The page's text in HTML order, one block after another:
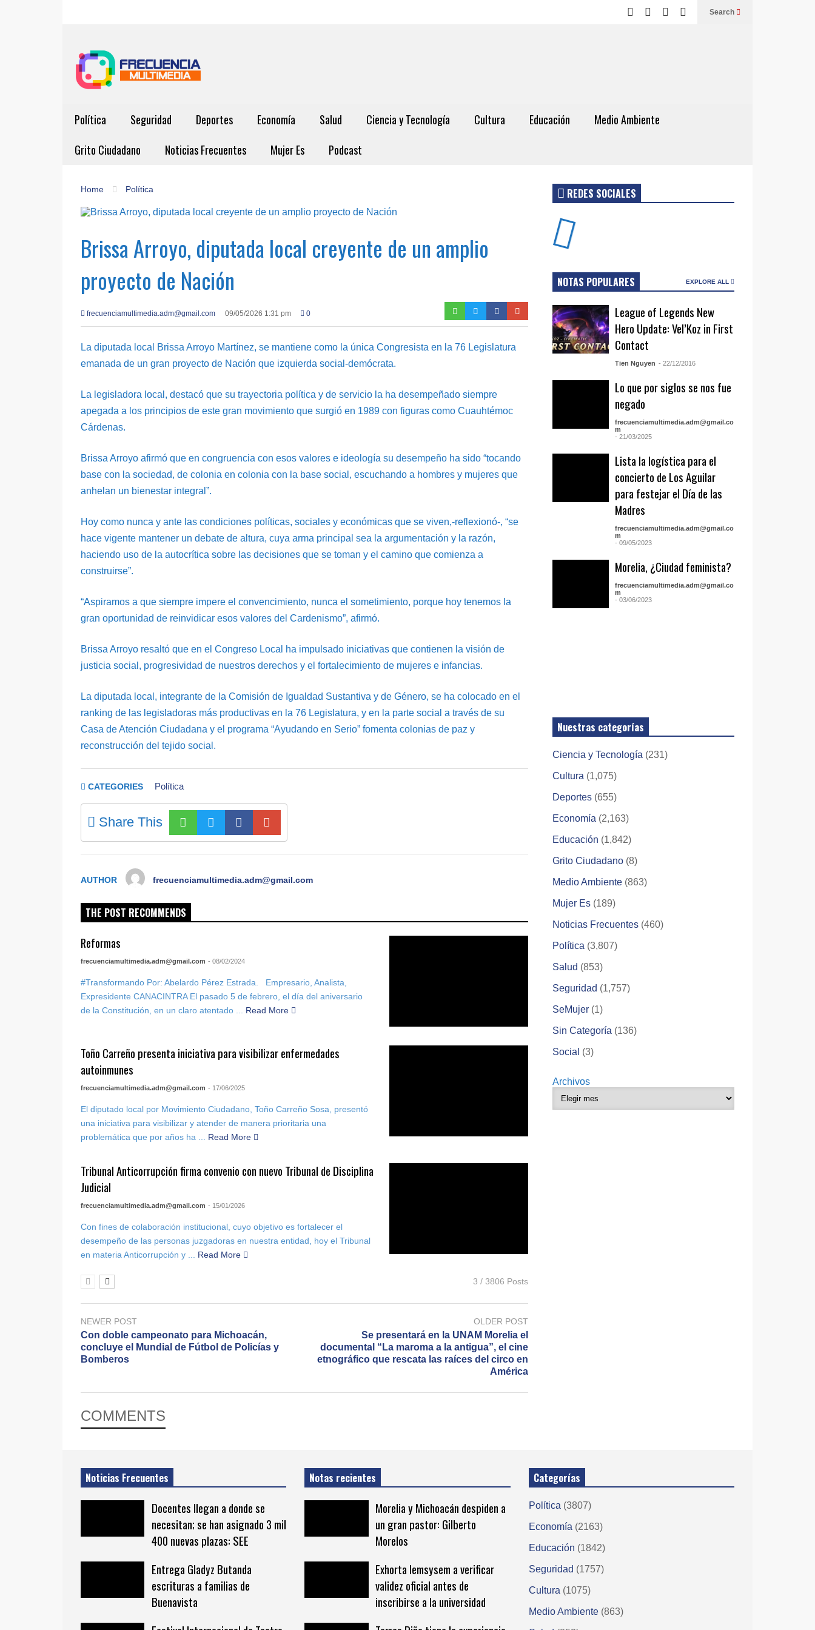
Search
Política Seguridad Deportes Economía Salud Ciencia y Tecnología Cultura Educación
Medio Ambiente
Grito Ciudadano
Noticias Frecuentes Mujer Es Podcast
Home Política
Brissa Arroyo, diputada local creyente de un amplio
proyecto de Nación
frecuenciamultimedia.adm@gmail.com 09/05/2026 1:31 pm 0
La diputada local Brissa Arroyo Martínez, se mantiene como la única Congresista en la 76 Legislatura
emanada de un gran proyecto de Nación que izquierda social-demócrata.
La legisladora local, destacó que su trayectoria política y de servicio la ha desempeñado siempre
apegada a los principios de este gran movimiento que surgió en 1989 con figuras como Cuauhtémoc
Cárdenas.
Brissa Arroyo afirmó que en congruencia con esos valores e ideología su desempeño ha sido “tocando
base con la sociedad, de colonia en colonia con la base social, escuchando a hombres y mujeres que
anhelan un bienestar integral”.
Hoy como nunca y ante las condiciones políticas, sociales y económicas que se viven,-reflexionó-, “se
hace vigente mantener un debate de altura, cuya arma principal sea la argumentación y la razón,
haciendo uso de la autocrítica sobre las decisiones que se toman y el camino que comienza a
construirse”.
“Aspiramos a que siempre impere el convencimiento, nunca el sometimiento, porque hoy tenemos la
gran oportunidad de reinvidicar esos valores del Cardenismo”, afirmó.
Brissa Arroyo resaltó que en el Congreso Local ha impulsado iniciativas que contienen la visión de
justicia social, progresividad de nuestros derechos y el fortalecimiento de mujeres e infancias.
La diputada local, integrante de la Comisión de Igualdad Sustantiva y de Género, se ha colocado en el
ranking de las legisladoras más productivas en la 76 Legislatura, y en la parte social a través de su
Casa de Atención Ciudadana y el programa “Ayudando en Serio” fomenta colonias de paz y
reconstrucción del tejido social.
CATEGORIES Política
Share This
AUTHOR frecuenciamultimedia.adm@gmail.com
THE POST RECOMMENDS
Reformas
frecuenciamultimedia.adm@gmail.com - 08/02/2024
#Transformando Por: Abelardo Pérez Estrada. Empresario, Analista,
Expresidente CANACINTRA El pasado 5 de febrero, el día del aniversario
de la Constitución, en un claro atentado ...
Read More
Toño Carreño presenta iniciativa para visibilizar enfermedades
autoinmunes
frecuenciamultimedia.adm@gmail.com - 17/06/2025
El diputado local por Movimiento Ciudadano, Toño Carreño Sosa, presentó
una iniciativa para visibilizar y atender de manera prioritaria una
problemática que por años ha ...
Read More
Tribunal Anticorrupción firma convenio con nuevo Tribunal de Disciplina
Judicial
frecuenciamultimedia.adm@gmail.com - 15/01/2026
Con fines de colaboración institucional, cuyo objetivo es fortalecer el
desempeño de las personas juzgadoras en nuestra entidad, hoy el Tribunal
en materia Anticorrupción y ...
Read More
3 / 3806 Posts
NEWER POST
Con doble campeonato para Michoacán,
concluye el Mundial de Fútbol de Policías y
Bomberos
OLDER POST
Se presentará en la UNAM Morelia el
documental “La maroma a la antigua”, el cine
etnográfico que rescata las raíces del circo en
América
COMMENTS
REDES SOCIALES
NOTAS POPULARES EXPLORE ALL
League of Legends New
Hero Update: Vel’Koz in First
Contact
Tien Nguyen - 22/12/2016
Lo que por siglos se nos fue
negado
frecuenciamultimedia.adm@gmail.co
m
- 21/03/2025
Lista la logística para el
concierto de Los Aguilar
para festejar el Día de las
Madres
frecuenciamultimedia.adm@gmail.co
m
- 09/05/2023
Morelia, ¿Ciudad feminista?
frecuenciamultimedia.adm@gmail.co
m
- 03/06/2023
Nuestras categorías
Ciencia y Tecnología (231)
Cultura (1,075)
Deportes (655)
Economía (2,163)
Educación (1,842)
Grito Ciudadano (8)
Medio Ambiente (863)
Mujer Es (189)
Noticias Frecuentes (460)
Política (3,807)
Salud (853)
Seguridad (1,757)
SeMujer (1)
Sin Categoría (136)
Social (3)
Archivos
Noticias Frecuentes
Docentes llegan a donde se
necesitan; se han asignado 3 mil
400 nuevas plazas: SEE
Entrega Gladyz Butanda
escrituras a familias de
Buenavista
Notas recientes
Morelia y Michoacán despiden a
un gran pastor: Gilberto
Morelos
Exhorta Iemsysem a verificar
validez oficial antes de
inscribirse a la universidad
Categorías
Política (3807)
Economía (2163)
Educación (1842)
Seguridad (1757)
Cultura (1075)
Medio Ambiente (863)